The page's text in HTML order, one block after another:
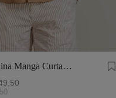
Manga Curta
50
50